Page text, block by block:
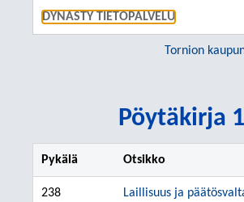
DYNASTY TIETOPALVELU
Tornion
Pöytäkirja
Pykälä Otsikko
238 Laillisuus ja